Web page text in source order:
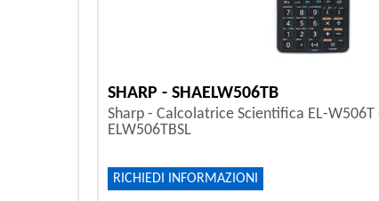
SHARP - SHAELW506TB
Sharp - Calcolatrice Scientifica EL-
ELW506TBSL
RICHIEDI INFORMAZIONI